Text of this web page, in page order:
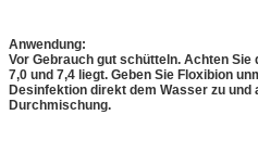
Anwendung:
Vor Gebrauch gut schütteln. Achten
7,0 und 7,4 liegt. Geben Sie Floxibion
Desinfektion direkt dem Wasser zu und
Durchmischung.